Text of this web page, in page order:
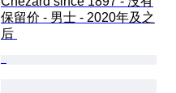
保留价 - 男士 - 2020年及之
后